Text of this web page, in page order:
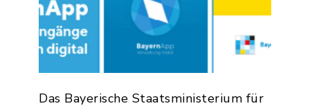
Das Bayerische Staatsministerium für